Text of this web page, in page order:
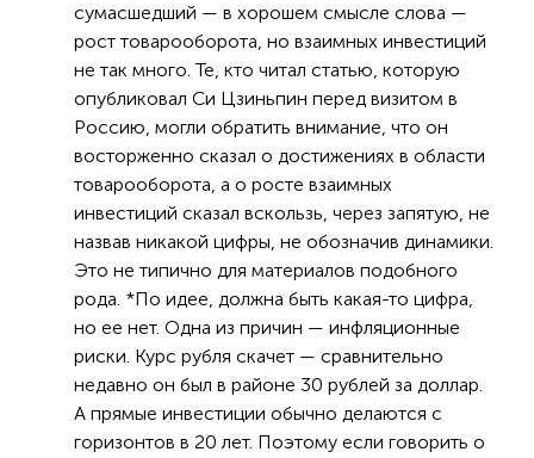
сумасшедший — в хорошем смысле слова —
рост товарооборота, но взаимных инвестиций
не так много. Те, кто читал статью, которую
опубликовал Си Цзиньпин перед визитом в
Россию, могли обратить внимание, что он
восторженно сказал о достижениях в области
товарооборота, а о росте взаимных
инвестиций сказал вскользь, через запятую, не
назвав никакой цифры, не обозначив динамики.
Это не типично для материалов подобного
рода. *По идее, должна быть какая-то цифра,
но ее нет. Одна из причин — инфляционные
риски. Курс рубля скачет — сравнительно
недавно он был в районе 30 рублей за доллар.
А прямые инвестиции обычно делаются с
горизонтов в 20 лет. Поэтому если говорить о